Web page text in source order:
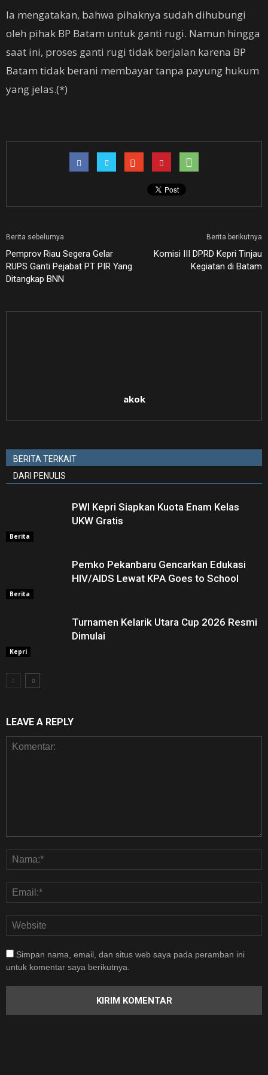
Ia mengatakan, bahwa pihaknya sudah dihubungi
oleh pihak BP Batam untuk ganti rugi. Namun hingga
saat ini, proses ganti rugi tidak berjalan karena BP
Batam tidak berani membayar tanpa payung hukum
yang jelas.(*)
Berita sebelumya
Pemprov Riau Segera Gelar
RUPS Ganti Pejabat PT PIR Yang
Ditangkap BNN
Berita berikutnya
Komisi III DPRD Kepri Tinjau
Kegiatan di Batam
akok
BERITA TERKAIT
DARI PENULIS
Berita
PWI Kepri Siapkan Kuota Enam Kelas
UKW Gratis
Berita
Pemko Pekanbaru Gencarkan Edukasi
HIV/AIDS Lewat KPA Goes to School
Kepri
Turnamen Kelarik Utara Cup 2026 Resmi
Dimulai
LEAVE A REPLY
Simpan nama, email, dan situs web saya pada peramban ini
untuk komentar saya berikutnya.